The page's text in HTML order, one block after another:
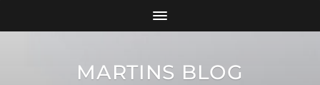
MARTINS BLOG